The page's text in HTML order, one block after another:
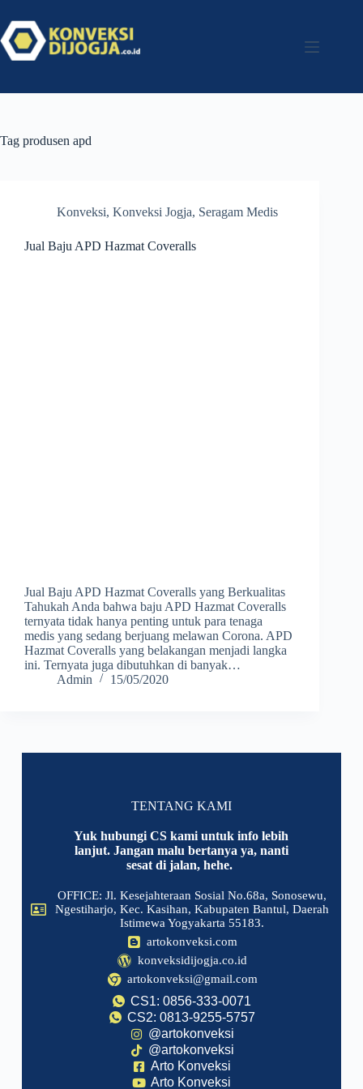
Tag produsen apd
Konveksi, Konveksi Jogja, Seragam Medis
Jual Baju APD Hazmat Coveralls
Jual Baju APD Hazmat Coveralls yang Berkualitas
Tahukah Anda bahwa baju APD Hazmat Coveralls
ternyata tidak hanya penting untuk para tenaga
medis yang sedang berjuang melawan Corona. APD
Hazmat Coveralls yang belakangan menjadi langka
ini. Ternyata juga dibutuhkan di banyak…
Admin
15/05/2020
TENTANG KAMI
Yuk hubungi CS kami untuk info lebih
lanjut. Jangan malu bertanya ya, nanti
sesat di jalan, hehe.
OFFICE: Jl. Kesejahteraan Sosial No.68a, Sonosewu,
Ngestiharjo, Kec. Kasihan, Kabupaten Bantul, Daerah
Istimewa Yogyakarta 55183.
artokonveksi.com
konveksidijogja.co.id
artokonveksi@gmail.com
CS1: 0856-333-0071
CS2: 0813-9255-5757
@artokonveksi
@artokonveksi
Arto Konveksi
Arto Konveksi